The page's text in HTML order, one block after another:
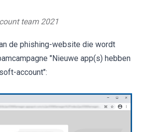
team 2021
de phishing-website die wordt
"Nieuwe app(s) hebben
account":